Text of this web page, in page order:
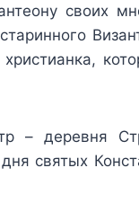
своих
– деревня
святых